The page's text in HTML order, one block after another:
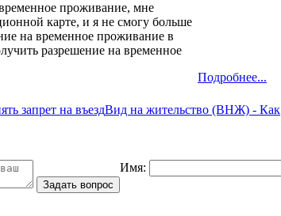
проживание, мне
карте, и я не смогу больше
на временное проживание в
разрешение на временное
Подробнее...
запрет на въездВид на жительство (ВНЖ) - Как
Имя: